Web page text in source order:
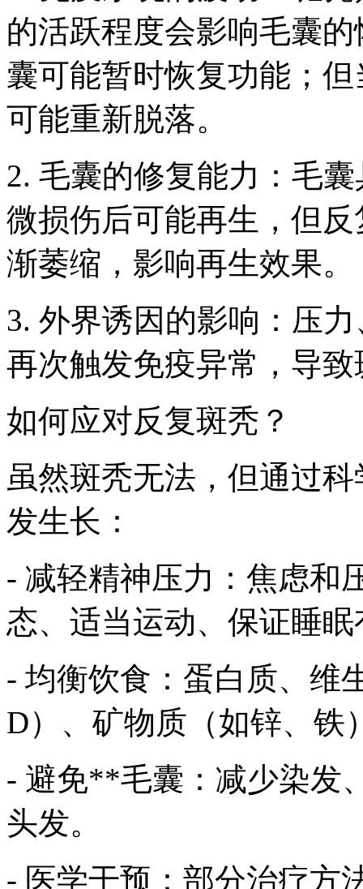
的活跃程度会影响毛囊
囊可能暂时恢复功能；
可能重新脱落。
2. 毛囊的修复能力：毛
微损伤后可能再生，但
渐萎缩，影响再生效果。
3. 外界诱因的影响：压
再次触发免疫异常，导
如何应对反复斑秃？
虽然斑秃无法，但通过
发生长：
- 减轻精神压力：焦虑和
态、适当运动、保证睡
- 均衡饮食：蛋白质、维
D）、矿物质（如锌、铁
- 避免**毛囊：减少染发
头发。
- 医学干预：部分治疗方